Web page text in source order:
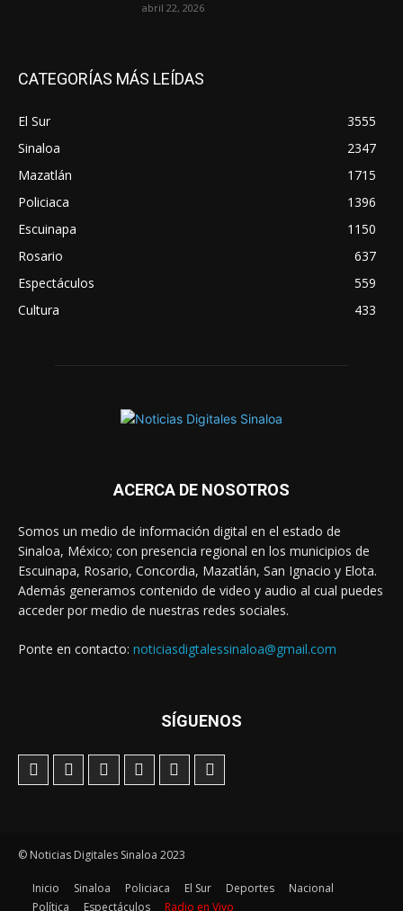
abril 22, 2026
CATEGORÍAS MÁS LEÍDAS
El Sur
3555
Sinaloa
2347
Mazatlán
1715
Policiaca
1396
Escuinapa
1150
Rosario
637
Espectáculos
559
Cultura
433
ACERCA DE NOSOTROS
Somos un medio de información digital en el estado de
Sinaloa, México; con presencia regional en los municipios de
Escuinapa, Rosario, Concordia, Mazatlán, San Ignacio y Elota.
Además generamos contenido de video y audio al cual puedes
acceder por medio de nuestras redes sociales.
Ponte en contacto: noticiasdigtalessinaloa@gmail.com
SÍGUENOS
© Noticias Digitales Sinaloa 2023
Inicio Sinaloa Policiaca El Sur Deportes
Nacional
Política
Espectáculos Radio en Vivo